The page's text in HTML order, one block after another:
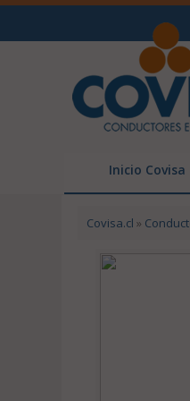
Inicio Covisa
Covisa.cl »